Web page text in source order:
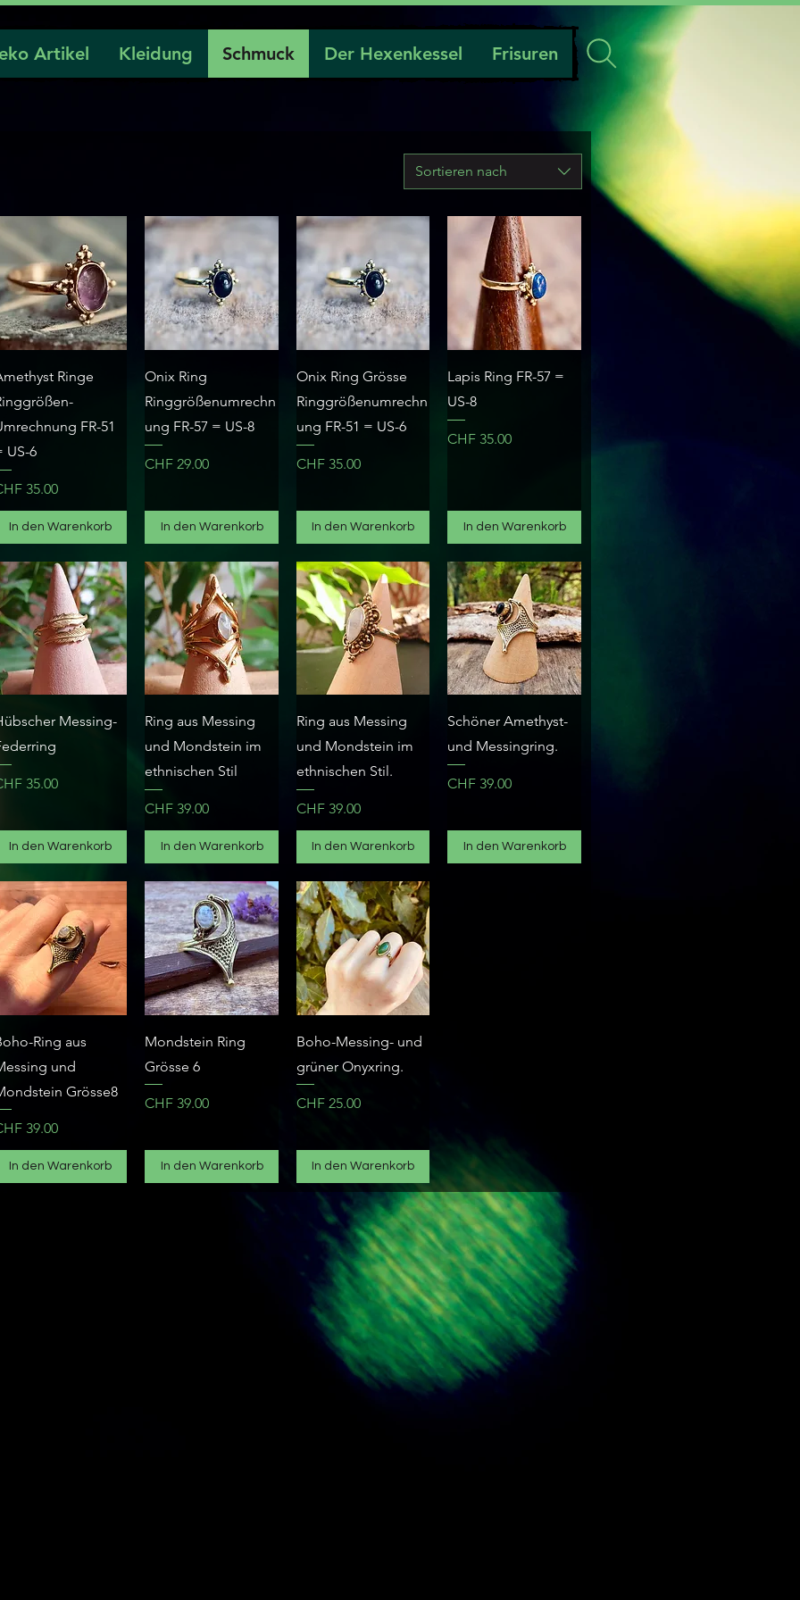
Artikel Kleidung Schmuck Der Hexenkessel Frisuren
Sortieren nach
Schnellansicht
Ringe
FR-51
US-6
35.00
In den Warenkorb
Schnellansicht
Onix Ring
Ringgrößenumrechn
ung FR-57 = US-8
Preis
CHF 29.00
In den Warenkorb
Schnellansicht
Onix Ring Grösse
Ringgrößenumrechn
ung FR-51 = US-6
Preis
CHF 35.00
In den Warenkorb
Schnellansicht
Lapis Ring FR-57 =
US-8
Preis
CHF 35.00
In den Warenkorb
Schnellansicht
Messing-
35.00
In den Warenkorb
Schnellansicht
Ring aus Messing
und Mondstein im
ethnischen Stil
Preis
CHF 39.00
In den Warenkorb
Schnellansicht
Ring aus Messing
und Mondstein im
ethnischen Stil.
Preis
CHF 39.00
In den Warenkorb
Schnellansicht
Schöner Amethyst-
und Messingring.
Preis
CHF 39.00
In den Warenkorb
Schnellansicht
Ring aus
und
Grösse8
39.00
In den Warenkorb
Schnellansicht
Mondstein Ring
Grösse 6
Preis
CHF 39.00
In den Warenkorb
Schnellansicht
Boho-Messing- und
grüner Onyxring.
Preis
CHF 25.00
In den Warenkorb